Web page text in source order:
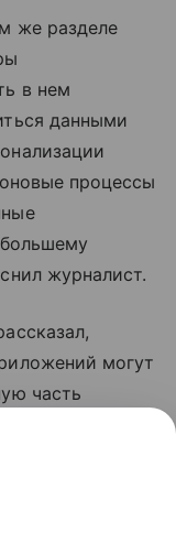
же разделе
в нем
данными
процессы
журналист.
могут
часть